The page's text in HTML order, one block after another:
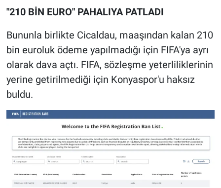
"210 BİN EURO" PAHALIYA PATLADI
Bununla birlikte Cicaldau, maaşından kalan 210
bin euroluk ödeme yapılmadığı için FIFA'ya ayrı
olarak dava açtı. FIFA, sözleşme yeterliliklerinin
yerine getirilmediği için Konyaspor'u haksız
buldu.